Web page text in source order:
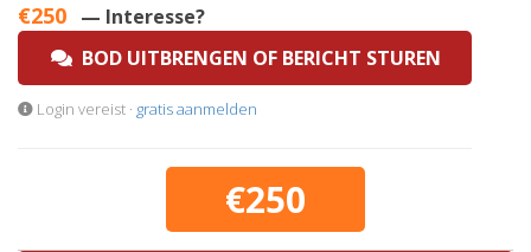
€250 — Interesse?
BOD UITBRENGEN OF BERICHT STUREN
Login vereist · gratis aanmelden
€250